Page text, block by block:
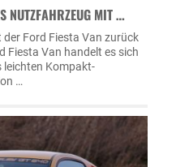
NUTZFAHRZEUG MIT …
Ford Fiesta Van zurück
Fiesta Van handelt es sich
leichten Kompakt-
…